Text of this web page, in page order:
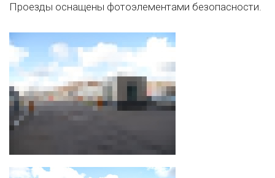
Проезды оснащены фотоэлементами безопасности.